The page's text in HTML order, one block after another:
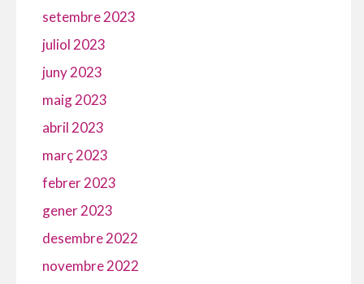
setembre 2023
juliol 2023
juny 2023
maig 2023
abril 2023
març 2023
febrer 2023
gener 2023
desembre 2022
novembre 2022